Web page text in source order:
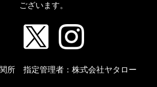
ございます。
所 指定管理者：株式会社ヤタロー